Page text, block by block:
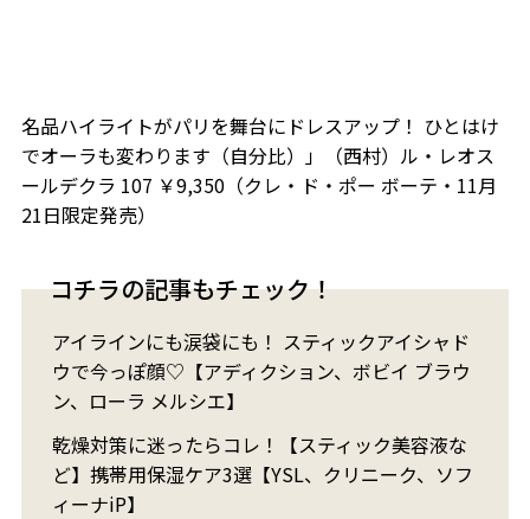
名品ハイライトがパリを舞台にドレスアップ！ ひとはけ
でオーラも変わります（自分比）」（西村）ル・レオス
ールデクラ 107 ￥9,350（クレ・ド・ポー ボーテ・11月
21日限定発売）
コチラの記事もチェック！
アイラインにも涙袋にも！ スティックアイシャド
ウで今っぽ顔♡【アディクション、ボビイ ブラウ
ン、ローラ メルシエ】
乾燥対策に迷ったらコレ！【スティック美容液な
ど】携帯用保湿ケア3選【YSL、クリニーク、ソフ
ィーナiP】